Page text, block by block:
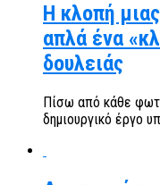
Η κλοπή
απλά ένα
δουλειάς
Πίσω από κάθε
δημιουργικό έργο